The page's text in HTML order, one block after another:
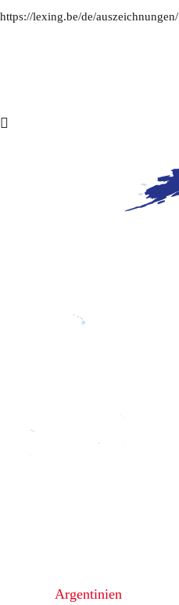
https://lexing.be/de/auszeichnungen/
Argentinien